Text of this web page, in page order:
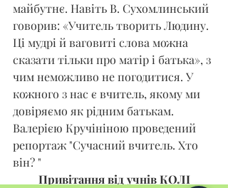
майбутнє. Навіть В. Сухомлинський
говорив: «Учитель творить Людину.
Ці мудрі й ваговиті слова можна
сказати тільки про матір і батька», з
чим неможливо не погодитися. У
кожного з нас є вчитель, якому ми
довіряємо як рідним батькам.
Валерією Кручініною проведений
репортаж "Сучасний вчитель. Хто
він? "
Привітання від учнів КОЛІ